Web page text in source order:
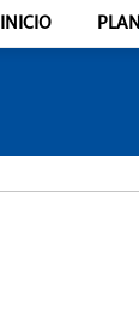
INICIO